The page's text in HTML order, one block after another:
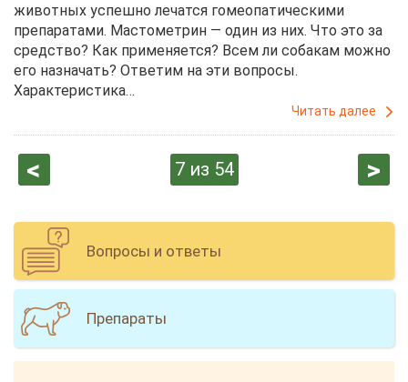
животных успешно лечатся гомеопатическими
препаратами. Мастометрин — один из них. Что это за
средство? Как применяется? Всем ли собакам можно
его назначать? Ответим на эти вопросы.
Характеристика…
Читать далее
‹
пре
уща
я
7 из 54
сле
дую
›
Вопросы и ответы
Препараты